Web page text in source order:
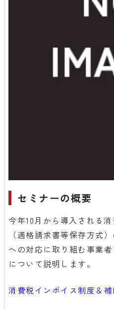
セミナーの概要
今年10月から導入される
（適格請求書等保存方式
への対応に取り組む事業
について説明します。
消費税インボイス制度＆